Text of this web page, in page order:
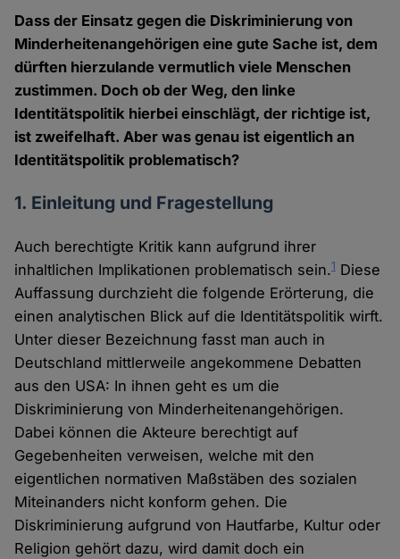
Dass der Einsatz gegen die Diskriminierung von
Minderheitenangehörigen eine gute Sache ist, dem
dürften hierzulande vermutlich viele Menschen
zustimmen. Doch ob der Weg, den linke
Identitätspolitik hierbei einschlägt, der richtige ist,
ist zweifelhaft. Aber was genau ist eigentlich an
Identitätspolitik problematisch?
1. Einleitung und Fragestellung
Auch berechtigte Kritik kann aufgrund ihrer
inhaltlichen Implikationen problematisch sein.1 Diese
Auffassung durchzieht die folgende Erörterung, die
einen analytischen Blick auf die Identitätspolitik wirft.
Unter dieser Bezeichnung fasst man auch in
Deutschland mittlerweile angekommene Debatten
aus den USA: In ihnen geht es um die
Diskriminierung von Minderheitenangehörigen.
Dabei können die Akteure berechtigt auf
Gegebenheiten verweisen, welche mit den
eigentlichen normativen Maßstäben des sozialen
Miteinanders nicht konform gehen. Die
Diskriminierung aufgrund von Hautfarbe, Kultur oder
Religion gehört dazu, wird damit doch ein